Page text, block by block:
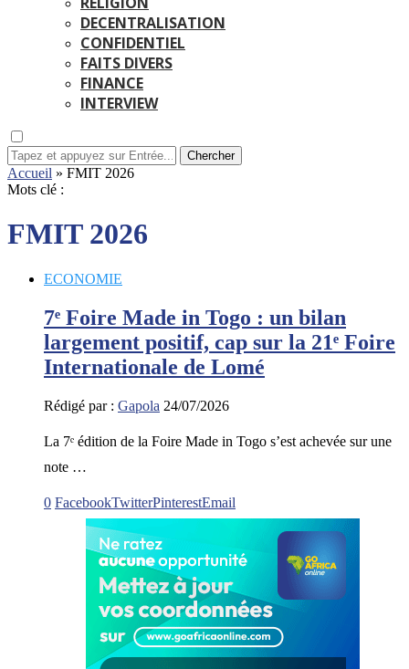
DECENTRALISATION
CONFIDENTIEL
FAITS DIVERS
FINANCE
INTERVIEW
Chercher
Accueil » FMIT 2026
Mots clé :
FMIT 2026
ECONOMIE
7ᵉ Foire Made in Togo : un bilan
largement positif, cap sur la 21ᵉ Foire
Internationale de Lomé
Rédigé par : Gapola 24/07/2026
La 7ᵉ édition de la Foire Made in Togo s’est achevée sur une
note …
0 FacebookTwitterPinterestEmail